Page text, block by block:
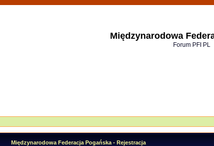
Międzynarodowa
Forum PFI PL
Międzynarodowa Federacja Pogańska - Rejestracja